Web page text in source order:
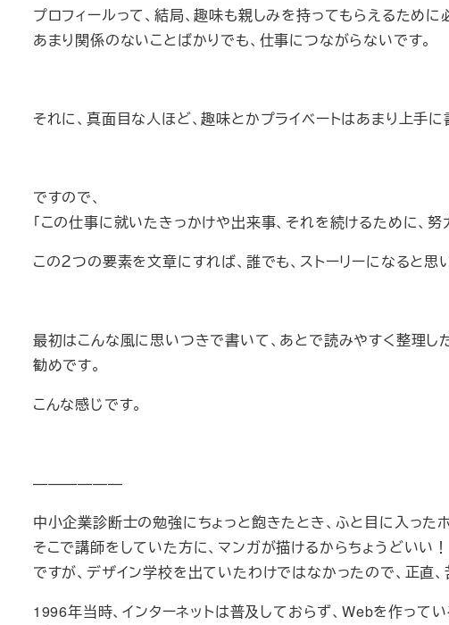
プロフィールって、結局、趣味も親しみを持ってもらえるために
あまり関係のないことばかりでも、仕事につながらないです。
それに、真面目な人ほど、趣味とかプライベートはあまり上手に
ですので、
「この仕事に就いたきっかけや出来事、それを続けるために、努
この２つの要素を文章にすれば、誰でも、ストーリーになると思
最初はこんな風に思いつきで書いて、あとで読みやすく整理し
勧めです。
こんな感じです。
——————
中小企業診断士の勉強にちょっと飽きたとき、ふと目に入った
そこで講師をしていた方に、マンガが描けるからちょうどいい
ですが、デザイン学校を出ていたわけではなかったので、正直、
1996年当時、インターネットは普及しておらず、Webを作って